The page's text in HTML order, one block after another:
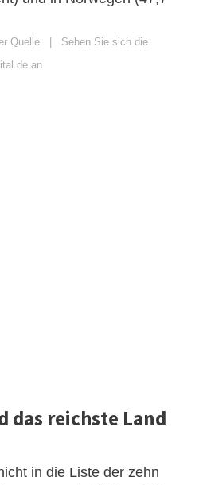
Quelle
Sehen Sie sich die
an
das reichste Land
in die Liste der zehn